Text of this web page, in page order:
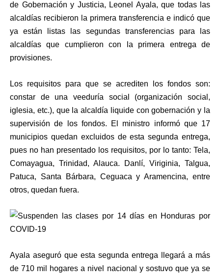
de Gobernación y Justicia, Leonel Ayala, que todas las
alcaldías recibieron la primera transferencia e indicó que
ya están listas las segundas transferencias para las
alcaldías que cumplieron con la primera entrega de
provisiones.
Los requisitos para que se acrediten los fondos son:
constar de una veeduría social (organización social,
iglesia, etc.), que la alcaldía liquide con gobernación y la
supervisión de los fondos. El ministro informó que 17
municipios quedan excluidos de esta segunda entrega,
pues no han presentado los requisitos, por lo tanto: Tela,
Comayagua, Trinidad, Alauca. Danlí, Viriginia, Talgua,
Patuca, Santa Bárbara, Ceguaca y Aramencina, entre
otros, quedan fuera.
Ayala aseguró que esta segunda entrega llegará a más
de 710 mil hogares a nivel nacional y sostuvo que ya se